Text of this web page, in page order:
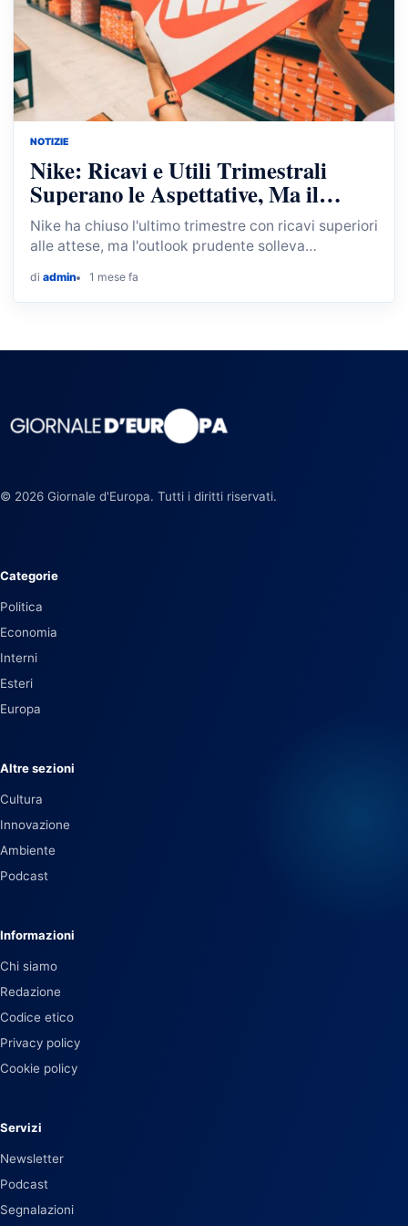
NOTIZIE
Nike: Ricavi e Utili Trimestrali
Superano le Aspettative, Ma il
Futuro Resta Incerto
Nike ha chiuso l'ultimo trimestre con ricavi superiori
alle attese, ma l'outlook prudente solleva
di admin 1 mese fa
© 2026 Giornale d'Europa. Tutti i diritti riservati.
Categorie
Politica
Economia
Interni
Esteri
Europa
Altre sezioni
Cultura
Innovazione
Ambiente
Podcast
Informazioni
Chi siamo
Redazione
Codice etico
Privacy policy
Cookie policy
Servizi
Newsletter
Podcast
Segnalazioni